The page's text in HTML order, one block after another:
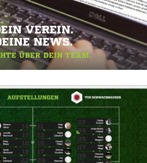
VEREIN.
NEWS.
ÜBER DEIN TEAM.